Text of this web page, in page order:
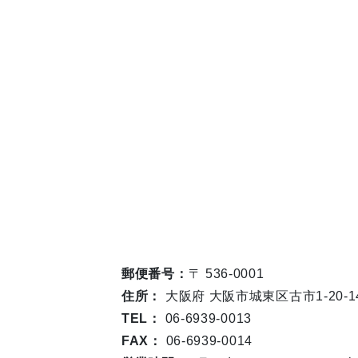
郵便番号： 〒 536-0001
住所：
大阪府 大阪市城東区古市1-20-
TEL：
06-6939-0013
FAX：
06-6939-0014